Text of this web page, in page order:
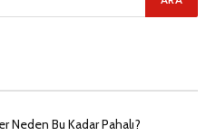
Neden Bu Kadar Pahalı?